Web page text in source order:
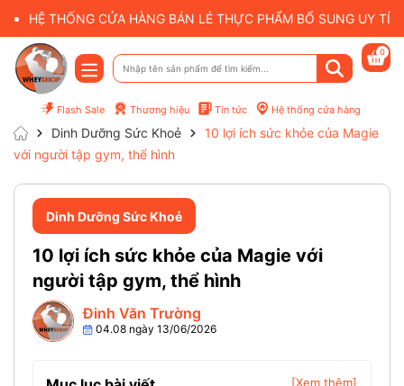
HỆ THỐNG CỬA HÀNG BÁN LẺ THỰC PHẨM BỔ SUNG UY
Flash Sale Thương hiệu Tin tức Hệ thống cửa hàng
0
Dinh Dưỡng Sức Khoẻ
10 lợi ích sức khỏe của Magie
với người tập gym, thể hình
Dinh Dưỡng Sức Khoẻ
10 lợi ích sức khỏe của Magie với
người tập gym, thể hình
Đinh Văn Trường
04.08 ngày 13/06/2026
[Xem thêm]